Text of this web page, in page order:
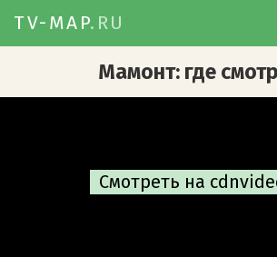
TV-MAP.RU
Мамонт: где